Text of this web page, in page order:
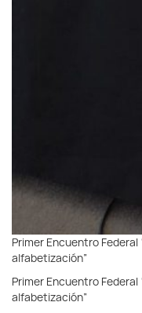
Primer Encuentro
alfabetización”
Primer Encuentro
alfabetización”